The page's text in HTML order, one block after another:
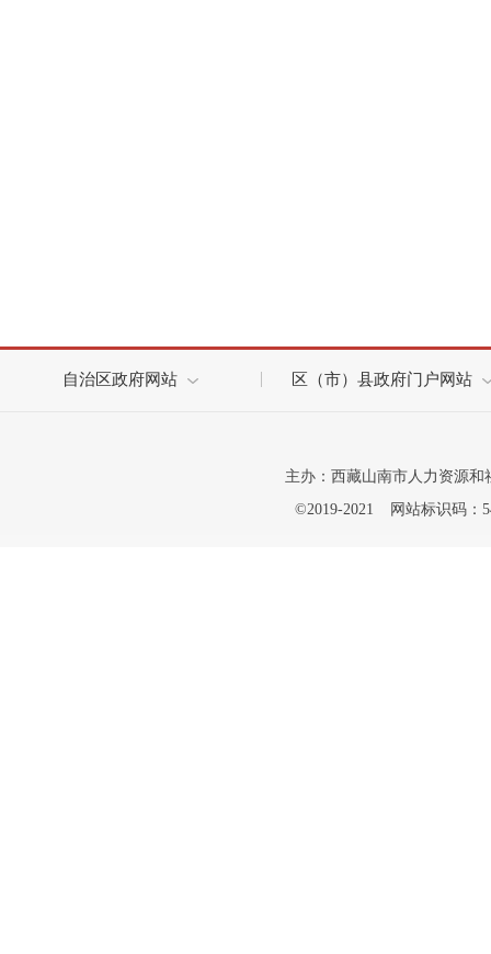
自治区政府网站 区（市）县政府门户网站
主办：西藏山南市人力资源和
©2019-2021
网站标识码：